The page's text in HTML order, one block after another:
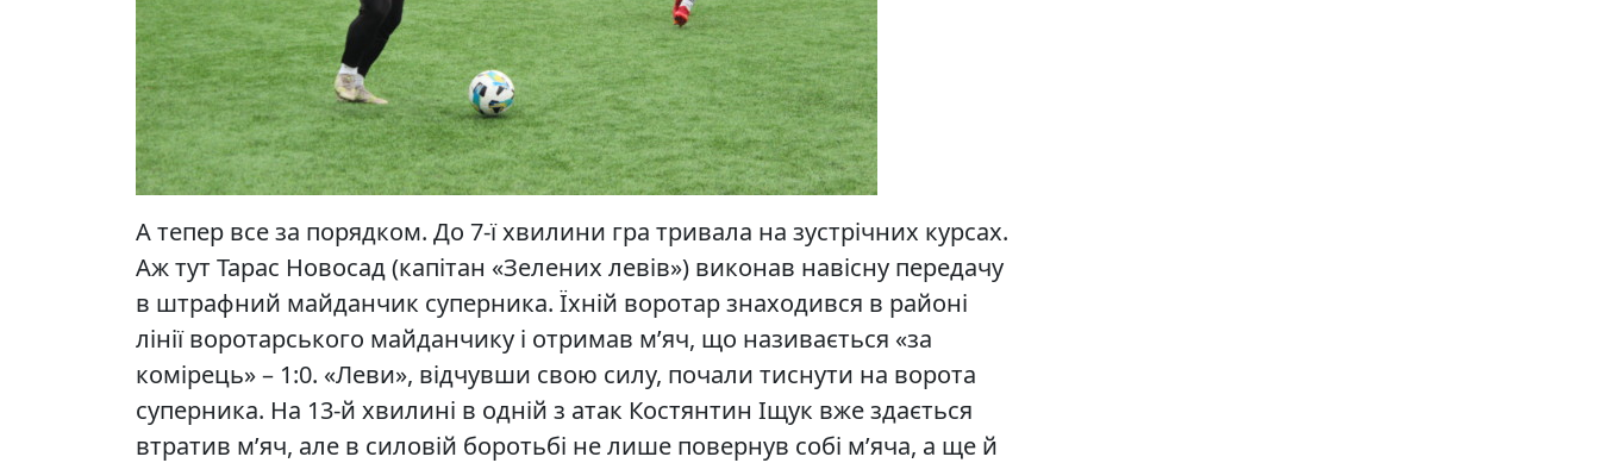
А тепер все за порядком. До 7-ї хвилини гра тривала на зустрічних курсах.
Аж тут Тарас Новосад (капітан «Зелених левів») виконав навісну передачу
в штрафний майданчик суперника. Їхній воротар знаходився в районі
лінії воротарського майданчику і отримав м’яч, що називається «за
комірець» – 1:0. «Леви», відчувши свою силу, почали тиснути на ворота
суперника. На 13-й хвилині в одній з атак Костянтин Іщук вже здається
втратив м’яч, але в силовій боротьбі не лише повернув собі м’яча, а ще й